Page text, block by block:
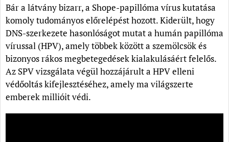
Bár a látvány bizarr, a Shope-papillóma vírus kutatása
komoly tudományos előrelépést hozott. Kiderült, hogy
DNS-szerkezete hasonlóságot mutat a humán papillóma
vírussal (HPV), amely többek között a szemölcsök és
bizonyos rákos megbetegedések kialakulásáért felelős.
Az SPV vizsgálata végül hozzájárult a HPV elleni
védőoltás kifejlesztéséhez, amely ma világszerte
emberek millióit védi.